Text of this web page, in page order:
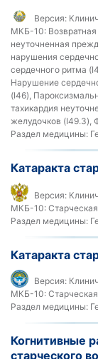
Версия:
МКБ-10:
неуточненная
нарушения
сердечного ритма
Нарушение
(I46),
тахикардия
желудочков (I49.3),
Раздел медицины:
Катаракта
Версия:
МКБ-10:
Раздел медицины:
Катаракта
Версия:
МКБ-10:
Раздел медицины:
Когнитивные
старческого